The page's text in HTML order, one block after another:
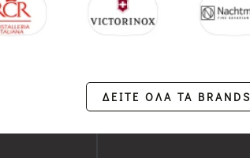
ΔΕΙΤΕ ΟΛΑ ΤΑ BRANDS